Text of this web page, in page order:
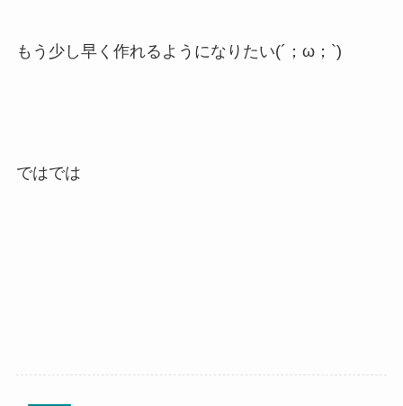
もう少し早く作れるようになりたい(´；ω；`)
ではでは